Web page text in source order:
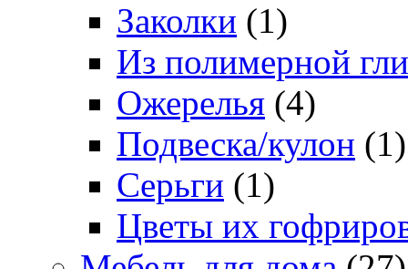
Заколки (1)
Из полимерной
Ожерелья (4)
Подвеска/кулон (1)
Серьги (1)
Цветы их